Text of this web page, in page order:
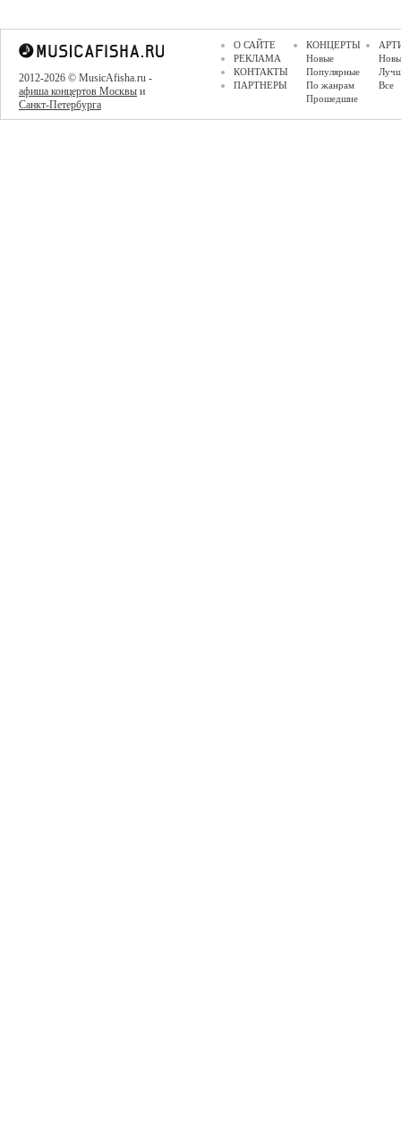
2012-2026 © MusicAfisha.ru -
афиша концертов Москвы и
Санкт-Петербурга
О САЙТЕ
РЕКЛАМА
КОНТАКТЫ
ПАРТНЕРЫ
КОНЦЕРТЫ
Новые
Популярные
По жанрам
Прошедшие
Все